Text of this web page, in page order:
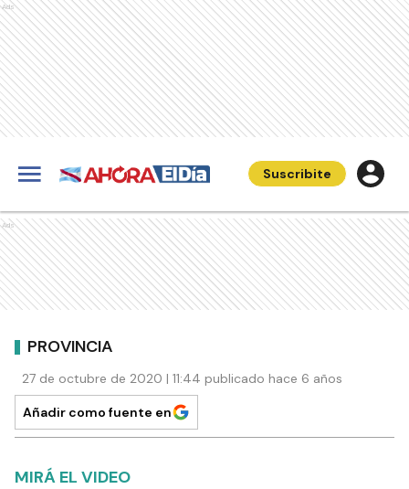
Ads
Suscribite
Ads
PROVINCIA
27 de octubre de 2020 | 11:44 publicado hace 6 años
Añadir como fuente en
MIRÁ EL VIDEO